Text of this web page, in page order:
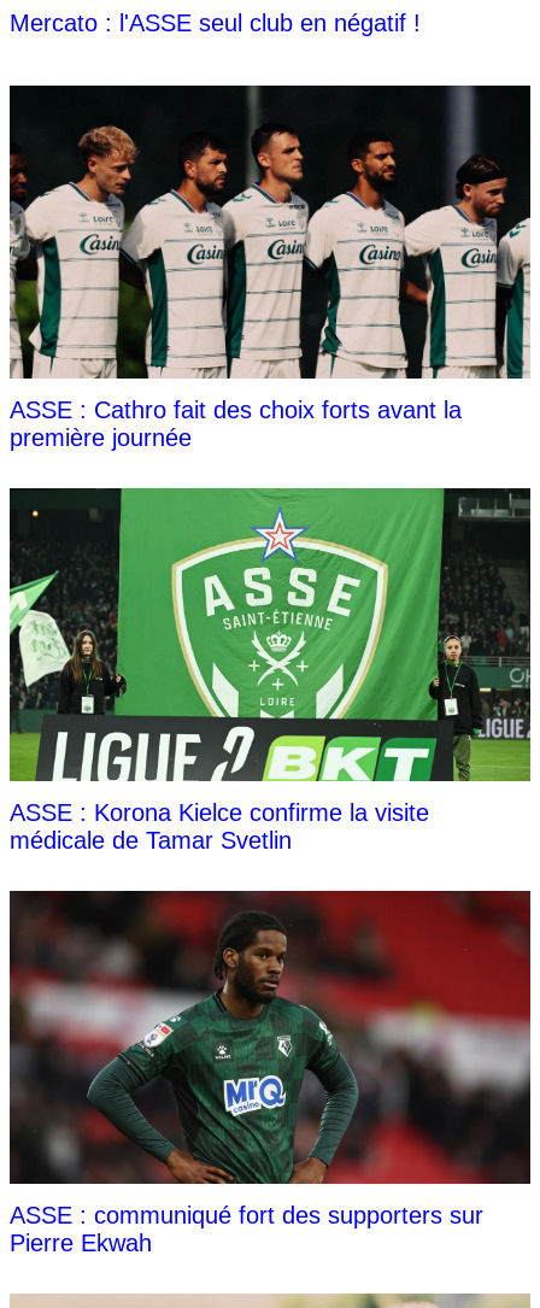
Mercato : l'ASSE seul club en négatif !
ASSE : Cathro fait des choix forts avant la
première journée
ASSE : Korona Kielce confirme la visite
médicale de Tamar Svetlin
ASSE : communiqué fort des supporters sur
Pierre Ekwah